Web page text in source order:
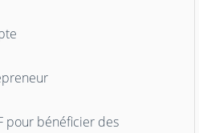
pour bénéficier des